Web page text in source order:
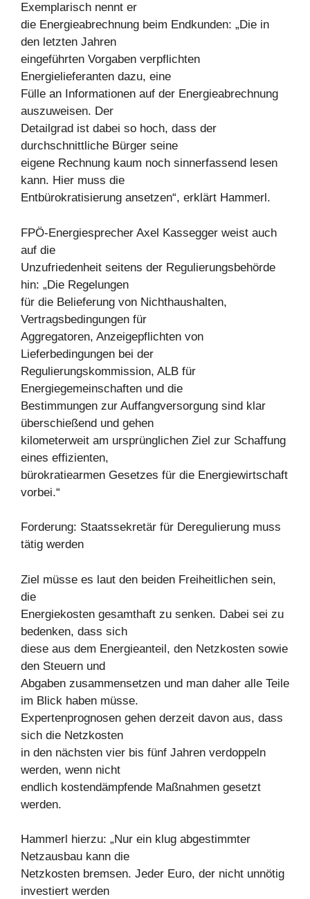
Exemplarisch nennt er
die Energieabrechnung beim Endkunden: „Die in
den letzten Jahren
eingeführten Vorgaben verpflichten
Energielieferanten dazu, eine
Fülle an Informationen auf der Energieabrechnung
auszuweisen. Der
Detailgrad ist dabei so hoch, dass der
durchschnittliche Bürger seine
eigene Rechnung kaum noch sinnerfassend lesen
kann. Hier muss die
Entbürokratisierung ansetzen“, erklärt Hammerl.
FPÖ-Energiesprecher Axel Kassegger weist auch
auf die
Unzufriedenheit seitens der Regulierungsbehörde
hin: „Die Regelungen
für die Belieferung von Nichthaushalten,
Vertragsbedingungen für
Aggregatoren, Anzeigepflichten von
Lieferbedingungen bei der
Regulierungskommission, ALB für
Energiegemeinschaften und die
Bestimmungen zur Auffangversorgung sind klar
überschießend und gehen
kilometerweit am ursprünglichen Ziel zur Schaffung
eines effizienten,
bürokratiearmen Gesetzes für die Energiewirtschaft
vorbei.“
Forderung: Staatssekretär für Deregulierung muss
tätig werden
Ziel müsse es laut den beiden Freiheitlichen sein,
die
Energiekosten gesamthaft zu senken. Dabei sei zu
bedenken, dass sich
diese aus dem Energieanteil, den Netzkosten sowie
den Steuern und
Abgaben zusammensetzen und man daher alle Teile
im Blick haben müsse.
Expertenprognosen gehen derzeit davon aus, dass
sich die Netzkosten
in den nächsten vier bis fünf Jahren verdoppeln
werden, wenn nicht
endlich kostendämpfende Maßnahmen gesetzt
werden.
Hammerl hierzu: „Nur ein klug abgestimmter
Netzausbau kann die
Netzkosten bremsen. Jeder Euro, der nicht unnötig
investiert werden